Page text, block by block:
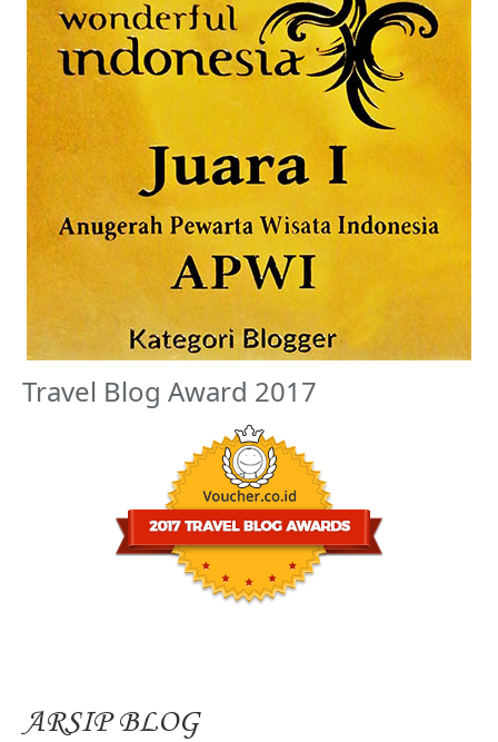
Travel Blog Award 2017
ARSIP BLOG